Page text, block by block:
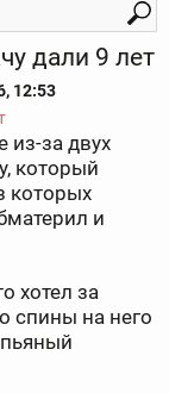
дали 9 лет
12:53
из-за двух
который
которых
и
хотел за
спины на него